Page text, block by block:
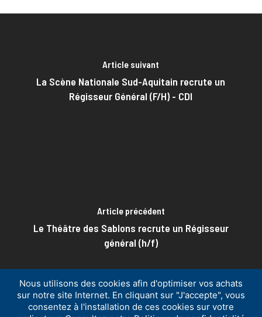
Article suivant
La Scène Nationale Sud-Aquitain recrute un
Régisseur Général (F/H) - CDI
Article précédent
Le Théâtre des Sablons recrute un Régisseur
général (h/f)
Nous utilisons des cookies afin d'optimiser vos achats
sur notre site Internet. En cliquant sur "J'accepte", vous
consentez à l'installation de ces cookies sur votre